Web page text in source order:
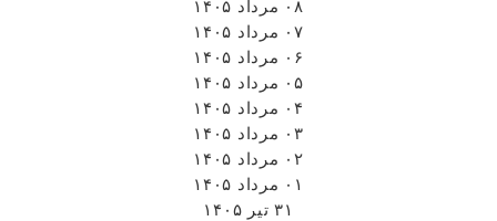
۰۸ مرداد ۱۴۰۵
۰۷ مرداد ۱۴۰۵
۰۶ مرداد ۱۴۰۵
۰۵ مرداد ۱۴۰۵
۰۴ مرداد ۱۴۰۵
۰۳ مرداد ۱۴۰۵
۰۲ مرداد ۱۴۰۵
۰۱ مرداد ۱۴۰۵
۳۱ تیر ۱۴۰۵